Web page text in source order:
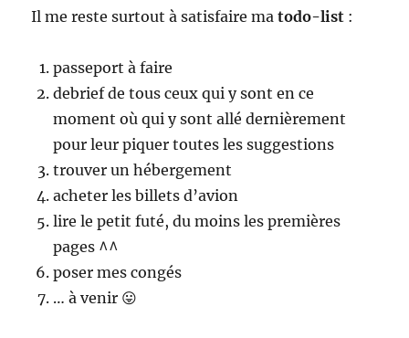
Il me reste surtout à satisfaire matodo-list :
passeport à faire
debrief de tous ceux qui y sont en ce
moment où qui y sont allé dernièrement
pour leur piquer toutes les suggestions
trouver un hébergement
acheter les billets d’avion
lire le petit futé, du moins les premières
pages ^^
poser mes congés
… à venir 😛